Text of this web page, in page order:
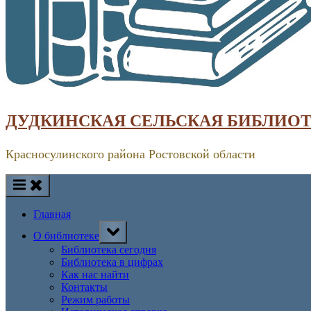
ДУДКИНСКАЯ СЕЛЬСКАЯ
Красносулинского района Ростовской области
Главная
О библиотеке
Toggle
sub-
menu
Библиотека сегодня
Библиотека в цифрах
Как нас найти
Контакты
Режим работы